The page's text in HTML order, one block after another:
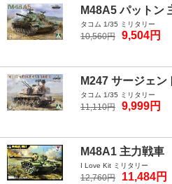
M48A5 パットン
タコム 1/35 ミリタリー
10,560円 9,504円
M247 サージェ
タコム 1/35 ミリタリー
11,110円 9,999円
M48A1 主力戦車
I Love Kit ミリタリー
12,760円 11,484円